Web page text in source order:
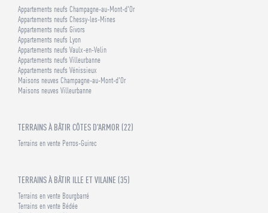
Appartements neufs Champagne-au-Mont-d'Or
Appartements neufs Chessy-les-Mines
Appartements neufs Givors
Appartements neufs Lyon
Appartements neufs Vaulx-en-Velin
Appartements neufs Villeurbanne
Appartements neufs Vénissieux
Maisons neuves Champagne-au-Mont-d'Or
Maisons neuves Villeurbanne
TERRAINS À BÂTIR CÔTES D'ARMOR (22)
Terrains en vente Perros-Guirec
TERRAINS À BÂTIR ILLE ET VILAINE (35)
Terrains en vente Bourgbarré
Terrains en vente Bédée